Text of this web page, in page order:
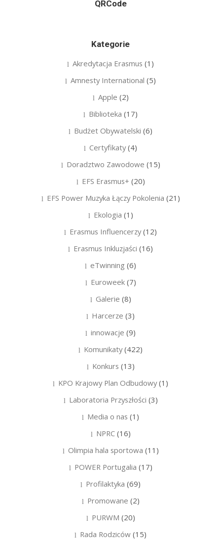
QRCode
Kategorie
Akredytacja Erasmus (1)
Amnesty International (5)
Apple (2)
Biblioteka (17)
Budżet Obywatelski (6)
Certyfikaty(4)
Doradztwo Zawodowe (15)
EFS Erasmus+ (20)
EFS Power Muzyka Łączy Pokolenia (21)
Ekologia (1)
Erasmus Influencerzy(12)
Erasmus Inkluzjaści (16)
eTwinning (6)
Euroweek(7)
Galerie (8)
Harcerze (3)
innowacje (9)
Komunikaty(422)
Konkurs (13)
KPO Krajowy Plan Odbudowy(1)
Laboratoria Przyszłości (3)
Media o nas (1)
NPRC(16)
Olimpia hala sportowa (11)
POWER Portugalia (17)
Profilaktyka (69)
Promowane (2)
PURWM (20)
Rada Rodziców (15)